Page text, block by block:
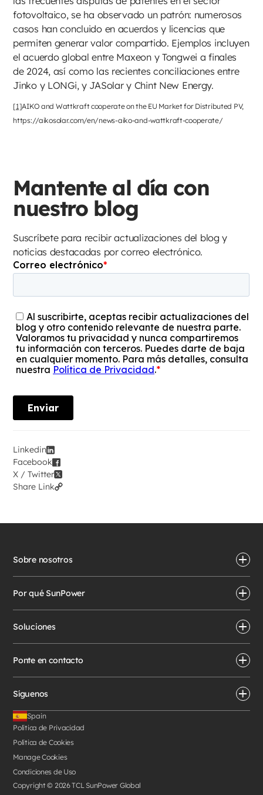
fotovoltaico, se ha observado un patrón: numerosos
casos han concluido en acuerdos y licencias que
permiten generar valor compartido. Ejemplos incluyen
el acuerdo global entre Maxeon y Tongwei a finales
de 2024, así como las recientes conciliaciones entre
Jinko y LONGi, y JASolar y Chint New Energy.
[1]AIKO and Wattkraft cooperate on the EU Market for Distributed PV,
https://aikosolar.com/en/news-aiko-and-wattkraft-cooperate/
Mantente al día con
nuestro blog
Suscríbete para recibir actualizaciones del blog y
noticias destacadas por correo electrónico.
Linkedin
Facebook
X / Twitter
Share Link
Sobre nosotros
Por qué SunPower
Soluciones
Ponte en contacto
Síguenos
Política de Privacidad
Política de Cookies
Manage Cookies
Condiciones de Uso
Copyright © 2026 TCL SunPower Global
Spain